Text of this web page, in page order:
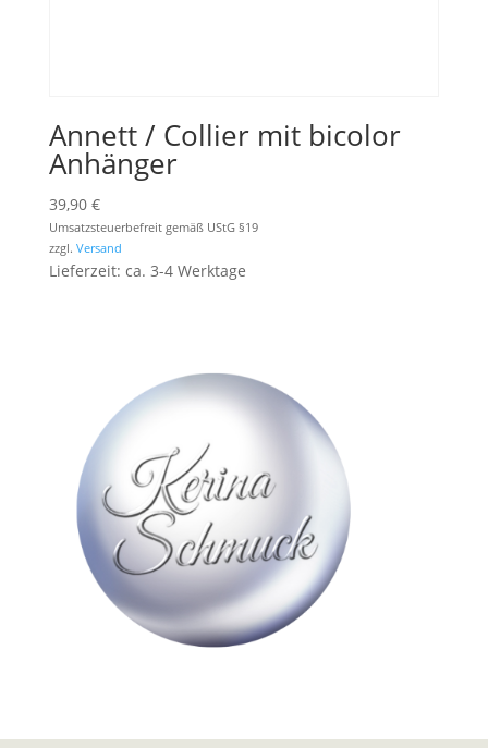
Annett / Collier mit bicolor
Anhänger
39,90 €
Umsatzsteuerbefreit gemäß UStG §19
zzgl. Versand
Lieferzeit: ca. 3-4 Werktage